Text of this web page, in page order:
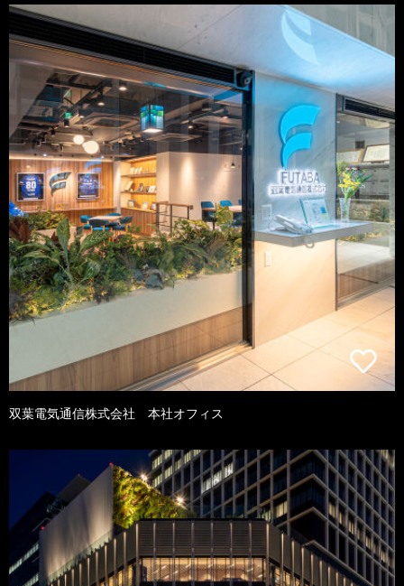
双葉電気通信株式会社 本社オフィス